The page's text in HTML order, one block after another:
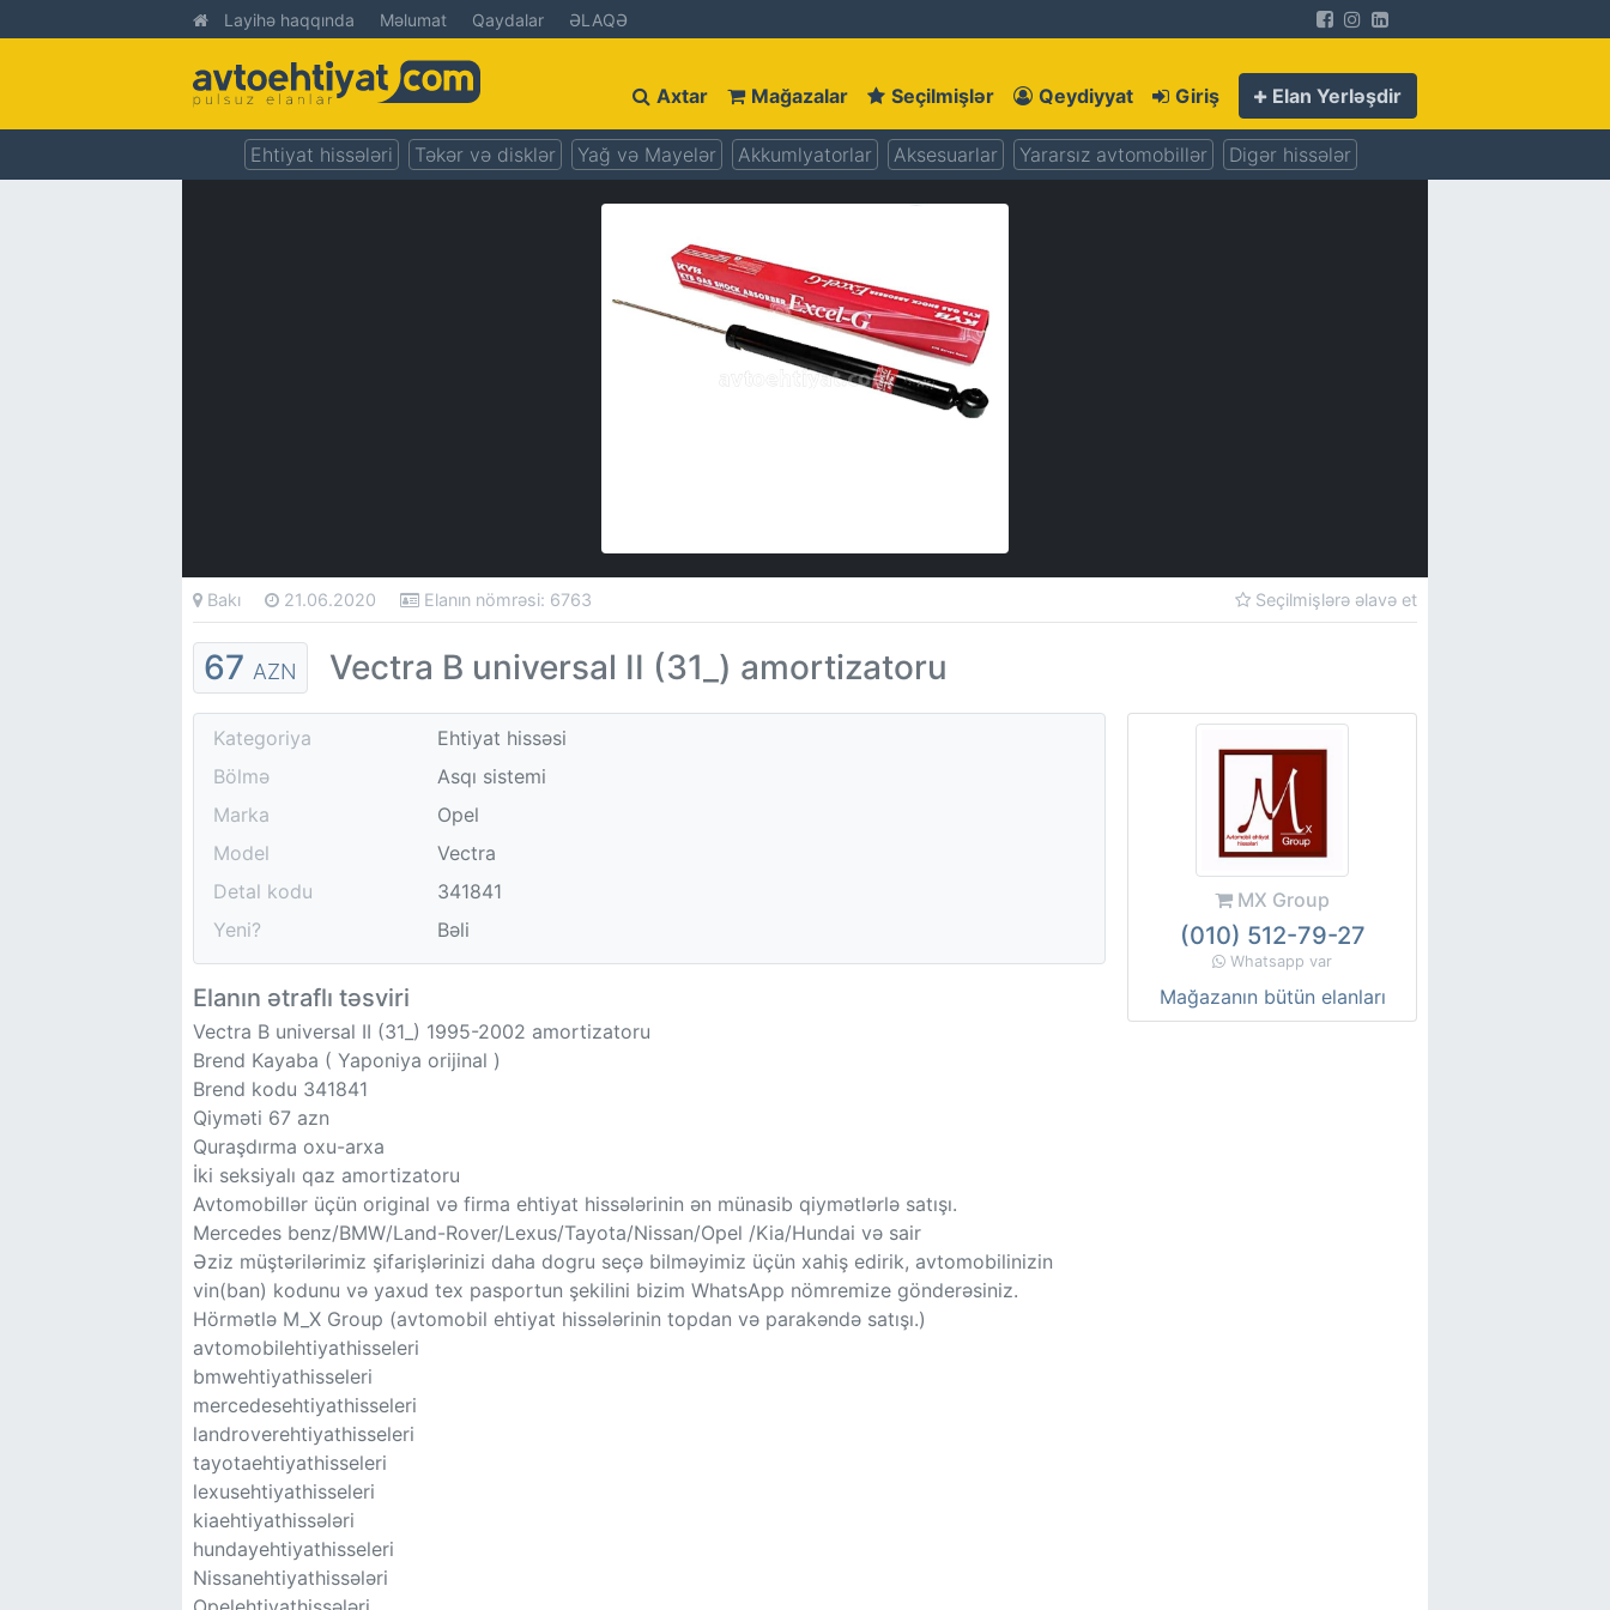
Layihə haqqında Məlumat Qaydalar ƏLAQƏ
Axtar Mağazalar Seçilmişlər Qeydiyyat Giriş Elan Yerləşdir
Ehtiyat hissələri Təkər və disklər Yağ və Mayelər Akkumlyatorlar Aksesuarlar Yararsız avtomobillər Digər hissələr
Bakı 21.06.2020 Elanın nömrəsi: 6763 Seçilmişlərə əlavə et
67 AZN Vectra B universal II (31_) amortizatoru
Kategoriya
Ehtiyat hissəsi
Bölmə
Asqı sistemi
Marka
Opel
Model
Vectra
Detal kodu
341841
Yeni?
Bəli
Elanın ətraflı təsviri
Vectra B universal II (31_) 1995-2002 amortizatoru
Brend Kayaba ( Yaponiya orijinal )
Brend kodu 341841
Qiyməti 67 azn
Quraşdırma oxu-arxa
İki seksiyalı qaz amortizatoru
Avtomobillər üçün original və firma ehtiyat hissələrinin ən münasib qiymətlərlə satışı.
Mercedes benz/BMW/Land-Rover/Lexus/Tayota/Nissan/Opel /Kia/Hundai və sair
Əziz müştərilərimiz şifarişlərinizi daha dogru seçə bilməyimiz üçün xahiş edirik, avtomobilinizin
vin(ban) kodunu və yaxud tex pasportun şekilini bizim WhatsApp nömremize gönderəsiniz.
Hörmətlə M_X Group (avtomobil ehtiyat hissələrinin topdan və parakəndə satışı.)
avtomobilehtiyathisseleri
bmwehtiyathisseleri
mercedesehtiyathisseleri
landroverehtiyathisseleri
tayotaehtiyathisseleri
lexusehtiyathisseleri
kiaehtiyathissələri
hundayehtiyathisseleri
Nissanehtiyathissələri
MX Group
(010) 512-79-27
Whatsapp var
Mağazanın bütün elanları